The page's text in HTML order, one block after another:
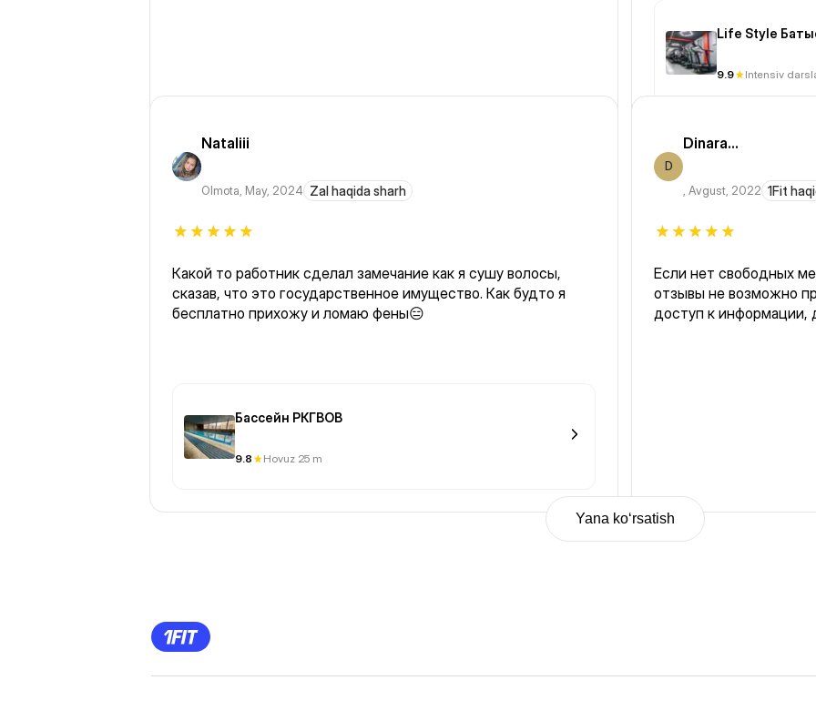
Life Style
9.9 Intensiv
Nataliii
Olmota, May, 2024 Zal haqida sharh
Какой то работник сделал замечание как я сушу волосы,
сказав, что это государственное имущество. Как будто я
бесплатно прихожу и ломаю фены😑
Бассейн РКГВОВ
9.8 Hovuz 25 m
D
Dinara...
, Avgust, 2022 1Fit
Если нет свободных
отзывы не возможно
доступ к информации,
Yana ko‘rsatish
Page
4 Page